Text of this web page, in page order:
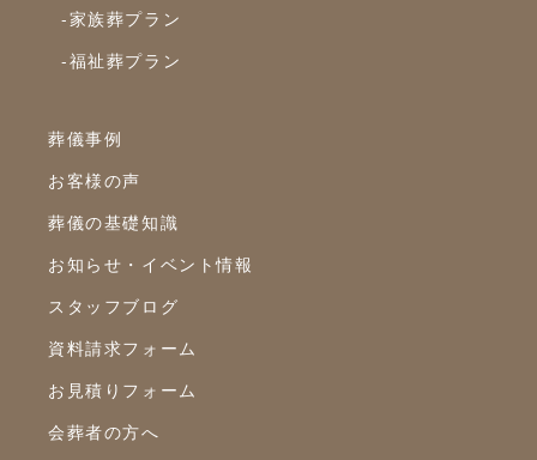
2022年4月
2022年3月
2022年2月
2022年1月
2021年12月
2021年11月
2021年10月
2021年9月
-家族葬プラン
-福祉葬プラン
葬儀事例
お客様の声
葬儀の基礎知識
お知らせ・イベント情報
スタッフブログ
資料請求フォーム
お見積りフォーム
会葬者の方へ